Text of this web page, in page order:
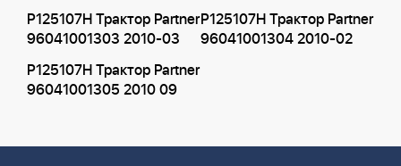
P125107H Трактор Partner
96041001303 2010-03
P125107H Трактор Partner
96041001304 2010-02
P125107H Трактор Partner
96041001305 2010 09